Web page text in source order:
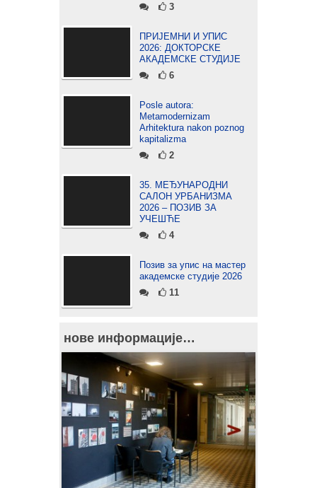
3
ПРИЈЕМНИ И УПИС
2026: ДОКТОРСКЕ
АКАДЕМСКЕ СТУДИЈЕ
6
Posle autora:
Metamodernizam
Arhitektura nakon poznog
kapitalizma
2
35. МЕЂУНАРОДНИ
САЛОН УРБАНИЗМА
2026 – ПОЗИВ ЗА
УЧЕШЋЕ
4
Позив за упис на мастер
академске студије 2026
11
нове информације…